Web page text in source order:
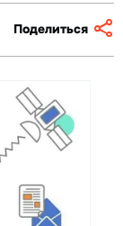
Поделиться